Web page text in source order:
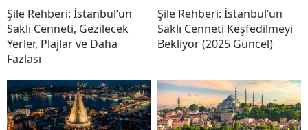
Şile Rehberi: İstanbul’un
Saklı Cenneti, Gezilecek
Yerler, Plajlar ve Daha
Fazlası
Şile Rehberi: İstanbul’un
Saklı Cenneti Keşfedilmeyi
Bekliyor (2025 Güncel)